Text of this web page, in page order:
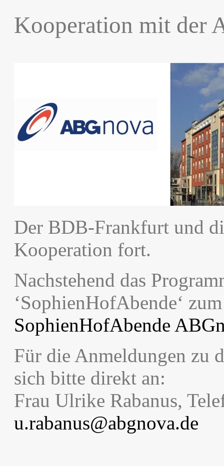
Kooperation mit der
Der BDB-Frankfurt und
Kooperation fort.
Nachstehend das
‘SophienHofAbende‘
SophienHofAbende
Für die Anmeldungen zu
sich bitte direkt an:
Frau Ulrike Rabanus,
u.rabanus@abgnova.de